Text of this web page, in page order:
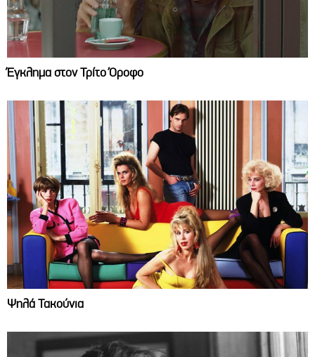
Έγκλημα στον Τρίτο Όροφο
Ψηλά Τακούνια